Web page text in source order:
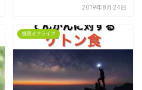
2019年8月24日
糖質オフライフ